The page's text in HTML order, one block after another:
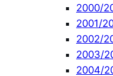
2000/
2001/
2002/
2003/
2004/